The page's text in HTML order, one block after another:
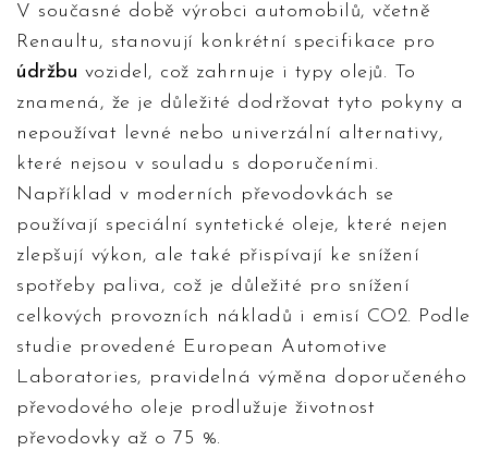
V současné době výrobci automobilů, včetně
Renaultu, stanovují konkrétní specifikace pro
údržbu vozidel, což zahrnuje i typy olejů. To
znamená, že je důležité dodržovat tyto pokyny a
nepoužívat levné nebo univerzální alternativy,
které nejsou v souladu s doporučeními.
Například v moderních převodovkách se
používají speciální syntetické oleje, které nejen
zlepšují výkon, ale také přispívají ke snížení
spotřeby paliva, což je důležité pro snížení
celkových provozních nákladů i emisí CO2. Podle
studie provedené European Automotive
Laboratories, pravidelná výměna doporučeného
převodového oleje prodlužuje životnost
převodovky až o 75 %.